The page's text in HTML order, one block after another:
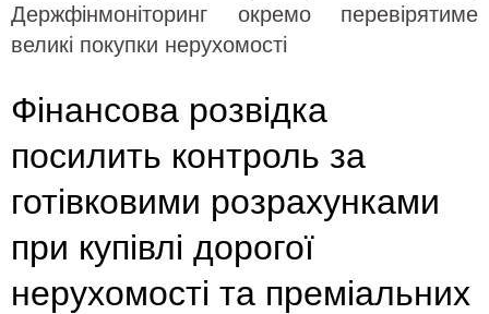
Держфінмоніторинг окремо перевірятиме
великі покупки нерухомості
Фінансова розвідка
посилить контроль за
готівковими розрахунками
при купівлі дорогої
нерухомості та преміальних